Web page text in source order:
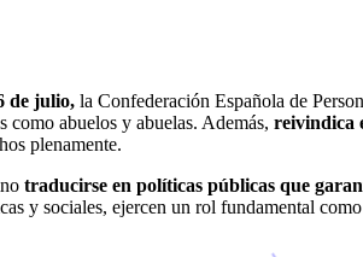
de julio, la Confederación Española de
como abuelos y abuelas. Además, reivindica
plenamente.
traducirse en políticas públicas que
y sociales, ejercen un rol fundamental